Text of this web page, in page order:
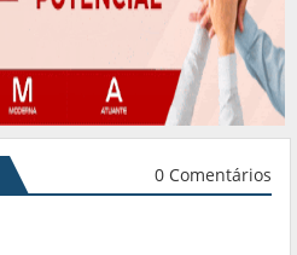
0 Comentários